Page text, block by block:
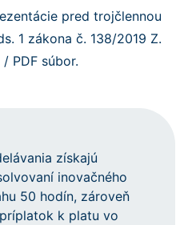
pred trojčlennou
1 zákona č. 138/2019 Z.
PDF súbor.
získajú
inovačného
50 hodín, zároveň
k platu vo